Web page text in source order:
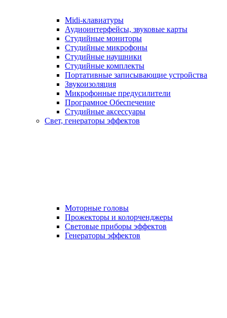
Midi-клавиатуры
Аудиоинтерфейсы, звуковые карты
Студийные мониторы
Студийные микрофоны
Студийные наушники
Студийные комплекты
Портативные записывающие устройства
Звукоизоляция
Микрофонные предусилители
Програмное Обеспечение
Студийные аксессуары
Свет, генераторы эффектов
Моторные головы
Прожекторы и колорченджеры
Световые приборы эффектов
Генераторы эффектов